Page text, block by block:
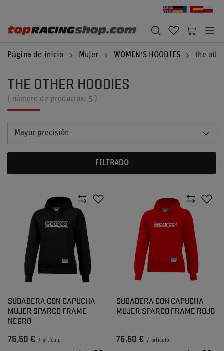
Página de inicio Mujer WOMEN'S HOODIES the
THE OTHER HOODIES
( número de productos: 5 )
Mayor precisión
FILTRADO
SUDADERA CON CAPUCHA
MUJER SPARCO FRAME
NEGRO
76,50 € / artículo
SUDADERA CON CAPUCHA
MUJER SPARCO FRAME ROJO
76,50 € / artículo